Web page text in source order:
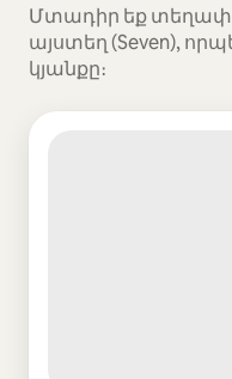
Մտադիր եք
այստեղ (Seven),
կյանքը։